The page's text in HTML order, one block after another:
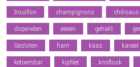
bouillon champignons chilisaus
doperwten eieren gehakt
Gesloten ham kaas kaneel
ketoembar kipfilet knoflook